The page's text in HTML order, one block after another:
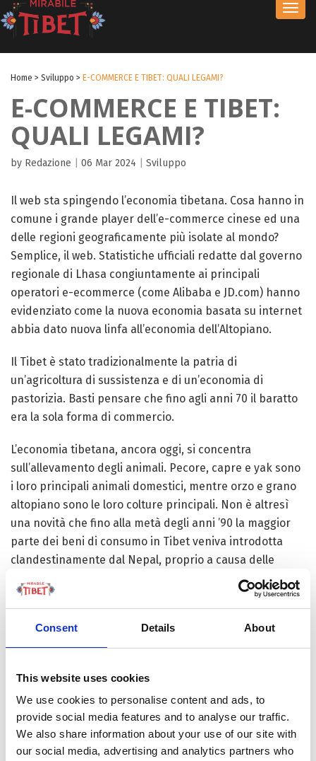
Consent Details About
This website uses cookies
We use cookies to personalise content and ads, to
provide social media features and to analyse our traffic.
We also share information about your use of our site with
our social media, advertising and analytics partners who
Home > Sviluppo > E-COMMERCE E TIBET: QUALI LEGAMI?
E-COMMERCE E TIBET:
QUALI LEGAMI?
by Redazione 06 Mar 2024 Sviluppo
Il web sta spingendo l’economia tibetana. Cosa hanno in
comune i grande player dell’e-commerce cinese ed una
delle regioni geograficamente più isolate al mondo?
Semplice, il web. Statistiche ufficiali redatte dal governo
regionale di Lhasa congiuntamente ai principali
operatori e-ecommerce (come Alibaba e JD.com) hanno
evidenziato come la nuova economia basata su internet
abbia dato nuova linfa all’economia dell’Altopiano.
Il Tibet è stato tradizionalmente la patria di
un’agricoltura di sussistenza e di un’economia di
pastorizia. Basti pensare che fino agli anni 70 il baratto
era la sola forma di commercio.
L’economia tibetana, ancora oggi, si concentra
sull’allevamento degli animali. Pecore, capre e yak sono
i loro principali animali domestici, mentre orzo e grano
altopiano sono le loro colture principali. Non è altresì
una novità che fino alla metà degli anni ’90 la maggior
parte dei beni di consumo in Tibet veniva introdotta
clandestinamente dal Nepal, proprio a causa delle
difficoltà logistiche tra la Cina centrale e la periferia.
Ora la situazione sembra essere cambiata in meglio. Pur
salvaguardando gelosamente le proprie tradizioni, ora
nei negozi tibetani possiamo trovare una vasta gamma
commerciali cinesi.
In questa cornice, quale è quindi il ruolo dell’e-
commerce? In tutto il Paese, da Kunming fino al Gansu,
dal Xinjiang fino a Shanghai, vi è un rinnovato interesse